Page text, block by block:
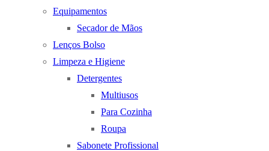
Equipamentos
Secador de Mãos
Lenços Bolso
Limpeza e Higiene
Detergentes
Multiusos
Para Cozinha
Roupa
Sabonete Profissional